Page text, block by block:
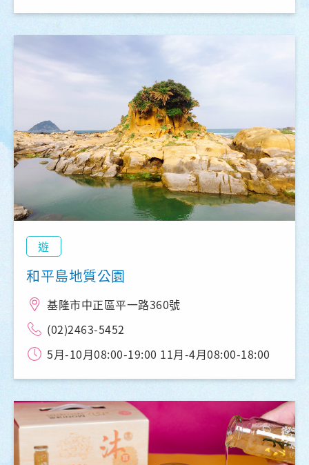
遊
和平島地質公園
基隆市中正區平一路360號
(02)2463-5452
5月-10月08:00-19:00 11月-4月08:00-18:00